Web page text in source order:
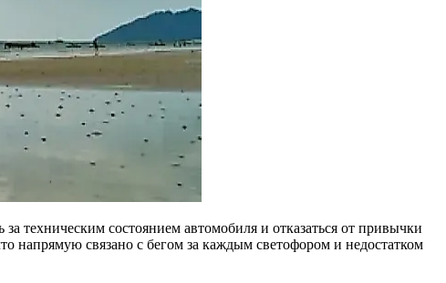
техническим состоянием автомобиля и отказаться от привычки
напрямую связано с бегом за каждым светофором и недостатком